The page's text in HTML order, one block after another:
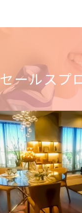
セールスプ